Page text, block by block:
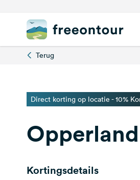
Terug
Direct korting op locatie - 10%
Kortingsdetails